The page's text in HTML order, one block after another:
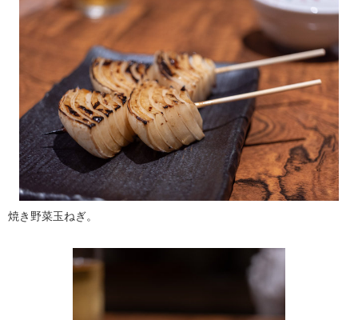
焼き野菜玉ねぎ。